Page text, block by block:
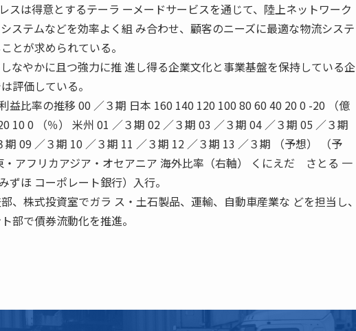
スは得意とするテーラ ーメードサービスを通じて、陸上ネットワーク
ステムなどを効率よく組 み合わせ、顧客のニーズに最適な物流システ
とが求められている。
なやかに且つ強力に推 進し得る企業文化と事業基盤を保持している企
評価している。
益比率の推移 00 ／３期 日本 160 140 120 100 80 60 40 20 0 -20 （億
10 0 （％） 米州 01 ／３期 02 ／３期 03 ／３期 04 ／３期 05 ／３期
09 ／３期 10 ／３期 11 ／３期 12 ／３期 13 ／３期 （予想） （予
・アフリカアジア・オセアニア 海外比率（右軸） くにえだ さとる 一
ずほ コーポレート銀行）入行。
、株式投資室でガラ ス・土石製品、運輸、自動車産業な どを担当し、
部で債券流動化を推進。